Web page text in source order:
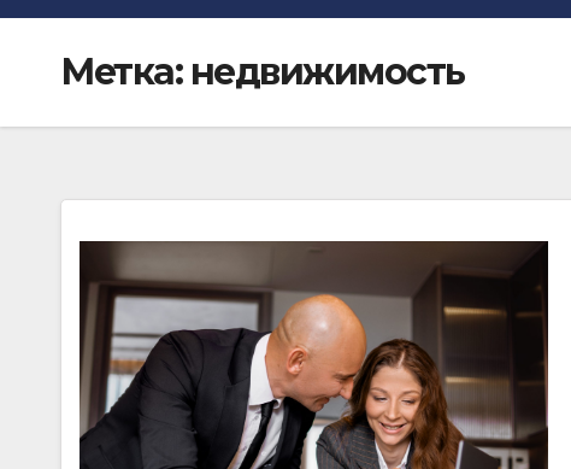
Метка: недвижимость